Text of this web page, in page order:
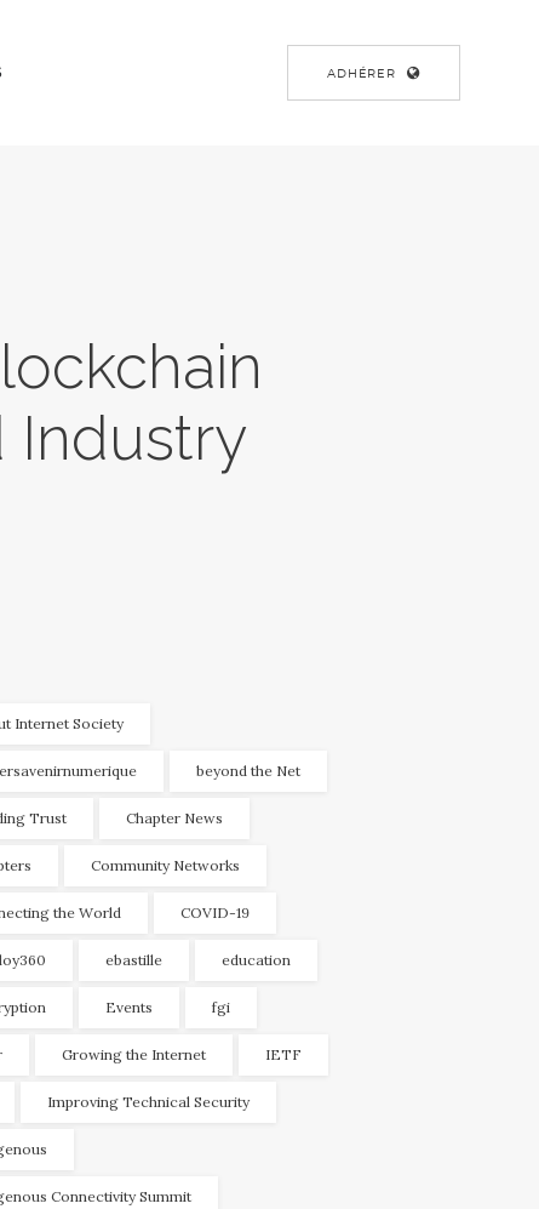
ADHÉRER
Industry
Internet Society
beyond the Net
Trust Chapter News
Community Networks
the World COVID-19
ebastille education
Events fgi
Growing the Internet IETF
Improving Technical Security
Connectivity Summit